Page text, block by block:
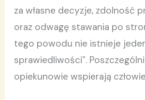
za własne decyzje, zdolność
oraz odwagę stawania po
tego powodu nie istnieje
sprawiedliwości”.
opiekunowie wspierają